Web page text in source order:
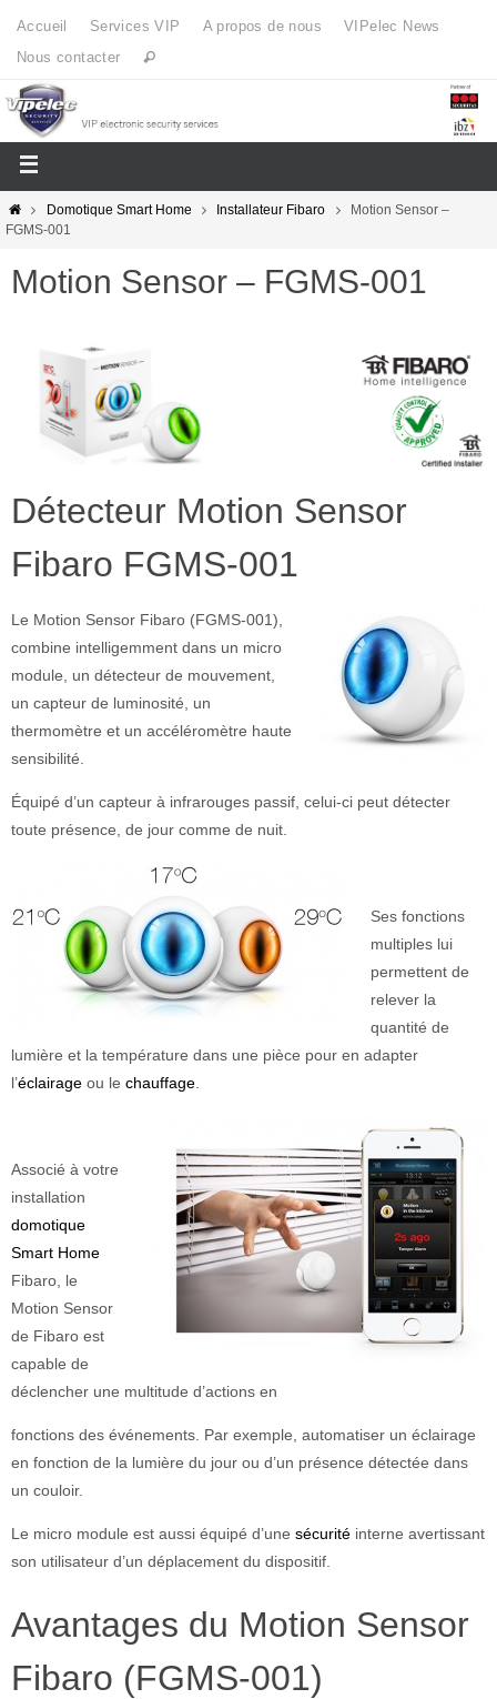
Accueil Services VIP A propos de nous
VIPelec News
Nous contacter
Domotique Smart Home Installateur Fibaro
Motion Sensor –
FGMS-001
Motion Sensor – FGMS-001
Détecteur Motion Sensor
Fibaro FGMS-001
Le Motion Sensor Fibaro (FGMS-001),
combine intelligemment dans un micro
module, un détecteur de mouvement,
un capteur de luminosité, un
thermomètre et un accéléromètre haute
sensibilité.
Équipé d’un capteur à infrarouges passif, celui-ci peut détecter
toute présence, de jour comme de nuit.
Ses fonctions
multiples lui
permettent de
relever la
quantité de
lumière et la température dans une pièce pour en adapter
l’éclairage ou le chauffage
Associé à votre
installation
domotique
Smart Home
Fibaro, le
Motion Sensor
de Fibaro est
capable de
déclencher une multitude d’actions en
fonctions des événements. Par exemple, automatiser un éclairage
en fonction de la lumière du jour ou d’un présence détectée dans
un couloir.
Le micro module est aussi équipé d’une sécurité interne avertissant
son utilisateur d’un déplacement du dispositif.
Avantages du Motion Sensor
Fibaro (FGMS-001)